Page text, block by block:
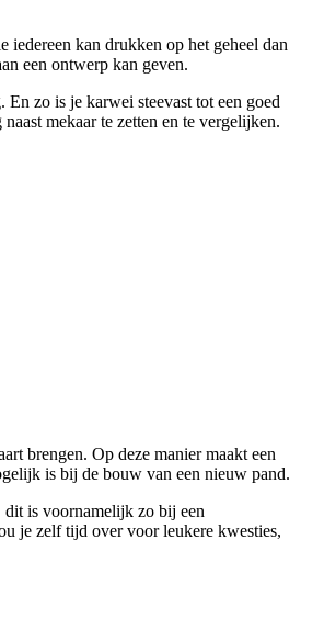
iedereen kan drukken op het geheel dan
een ontwerp kan geven.
zo is je karwei steevast tot een goed
mekaar te zetten en te vergelijken.
brengen. Op deze manier maakt een
is bij de bouw van een nieuw pand.
is voornamelijk zo bij een
je zelf tijd over voor leukere kwesties,